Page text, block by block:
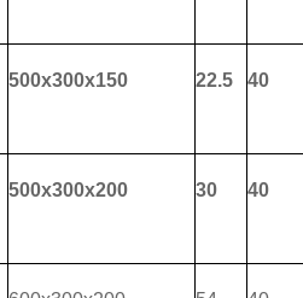
500x300x150 22.5 40
500x300x200 30 40